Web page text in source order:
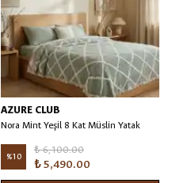
AZURE CLUB
Nora Mint Yeşil 8 Kat Müslin Yatak
%10
₺ 6,100.00
₺ 5,490.00